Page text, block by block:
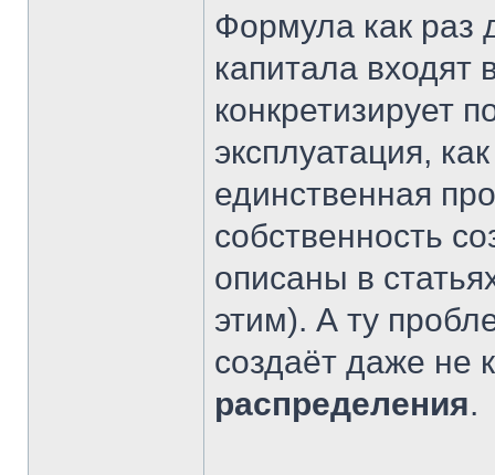
Формула как раз
капитала
конкретизирует
эксплуатация,
единственная
собственность
описаны в
этим). А ту
создаёт даже не
распределения.